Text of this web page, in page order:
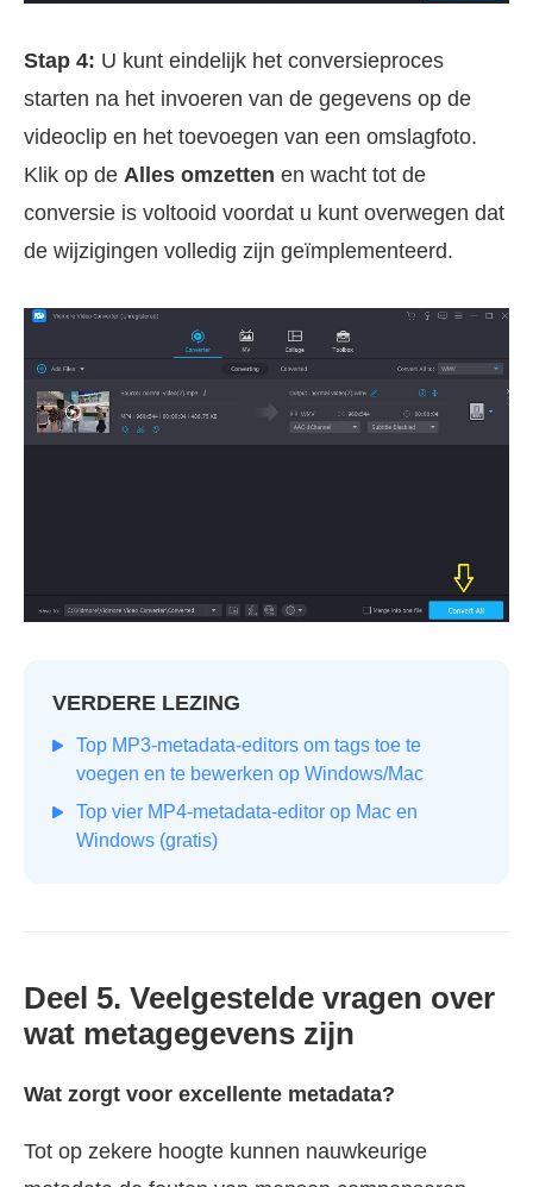
Stap 4: U kunt eindelijk het conversieproces
starten na het invoeren van de gegevens op de
videoclip en het toevoegen van een omslagfoto.
Klik op de Alles omzetten en wacht tot de
conversie is voltooid voordat u kunt overwegen dat
de wijzigingen volledig zijn geïmplementeerd.
VERDERE LEZING
Top MP3-metadata-editors om tags toe te
voegen en te bewerken op Windows/Mac
Top vier MP4-metadata-editor op Mac en
Windows (gratis)
Deel 5. Veelgestelde vragen over
wat metagegevens zijn
Wat zorgt voor excellente metadata?
Tot op zekere hoogte kunnen nauwkeurige